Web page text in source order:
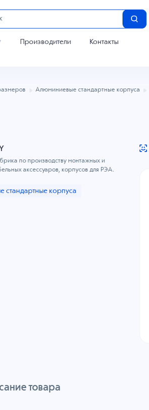
Производители Контакты
Алюминиевые стандартные корпуса
по производству монтажных и
аксессуаров, корпусов для РЭА.
стандартные корпуса
товара